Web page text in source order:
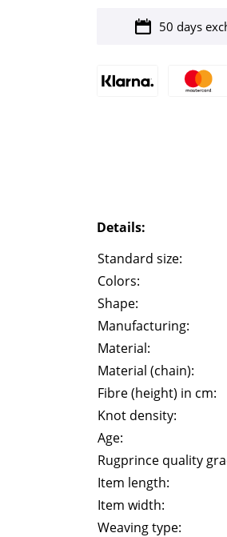
50 days
Details:
Standard size:
Colors:
Shape:
Manufacturing:
Material:
Material (chain):
Fibre (height) in cm:
Knot density:
Age:
Rugprince quality
Item length:
Item width:
Weaving type: